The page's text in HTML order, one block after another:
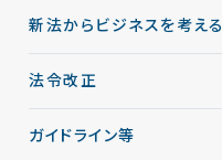
新法からビジネスを考える
法令改正
ガイドライン等